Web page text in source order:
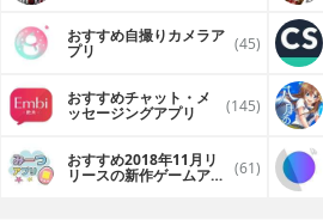
おすすめ自撮りカメラア
プリ (45)
おすすめチャット・メ
ッセージングアプリ (145)
おすすめ2018年11月リ
リースの新作ゲームアプ (61)